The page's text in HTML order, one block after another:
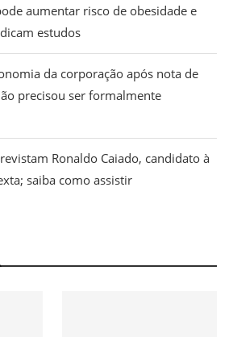
aumentar risco de obesidade e
estudos
da corporação após nota de
precisou ser formalmente
Ronaldo Caiado, candidato à
saiba como assistir